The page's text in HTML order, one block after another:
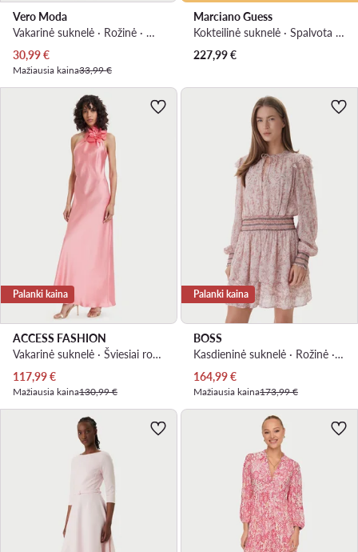
Vero Moda
Vakarinė suknelė · Rožinė · Maksi, Asimetriškas
Dabartinė kaina
30,99€
Mažiausia kaina33,99 €
Marciano Guess
Kokteilinė suknelė · Spalvota · Maksi
227,99€
Palanki kaina
ACCESS FASHION
Vakarinė suknelė · Šviesiai rožinė · Maksi, Asimetriškas
Dabartinė kaina
117,99€
Mažiausia kaina130,99 €
Palanki kaina
BOSS
Kasdieninė suknelė · Rožinė · Mini
Dabartinė kaina
164,99€
Mažiausia kaina173,99 €